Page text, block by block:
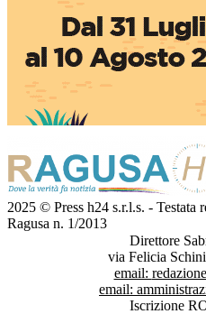
2025 © Press h24 s.r.l.s. - Testata
Ragusa n. 1/2013
Direttore
via Felicia
email:
email:
Iscrizione